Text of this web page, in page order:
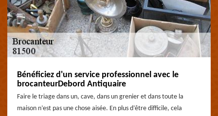
Bénéficiez d'un service professionnel avec le
brocanteurDebord Antiquaire
Faire le triage dans un, cave, dans un grenier et dans toute la
maison n’est pas une chose aisée. En plus d’être difficile, cela